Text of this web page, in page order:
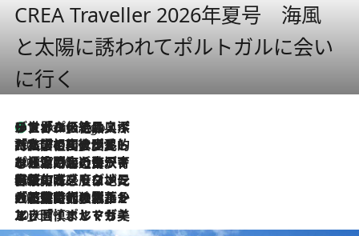
CREA Traveller 2026年夏号 海風
と太陽に誘われてポルトガルに会い
に行く
4 Hours Ago
リスボンの絶品スイーツ「パステル・デ・ナタ」とは？ポルトガル伝統の奥深い世界へ
2026.7.27
「私の祖国はポルトガル語です」国民的詩人フェルナンド・ペソアと、彼が愛した文学の街を歩く
2026.7.26
ポルトガル近海が育む極上の海の幸。キリリと冷えた白ワインと愉しむ、シーフード専門店の贅沢
2026.7.22
伝統の味をモダンに昇華。高感度な地元客が集う、リスボンの最旬ガストロノミー
2026.7.21
大航海時代の栄華から、震災、独裁、そして革命へ。ポルトガル・首都リスボンの石畳に刻まれた「歴史の光と影」
2026.7.13
エッセイ・ヤマザキマリ「慎ましくも美しき国 ポルトガル」